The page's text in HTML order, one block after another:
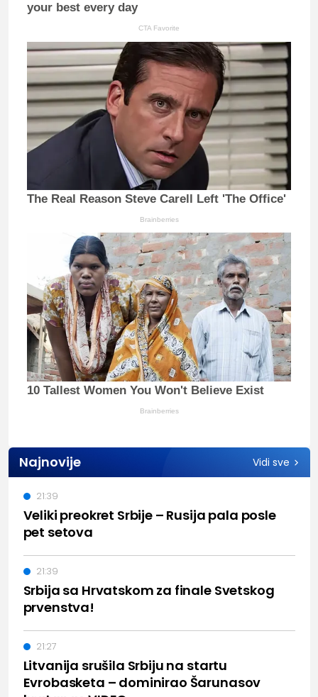
your best every day
CTA Favorite
The Real Reason Steve Carell Left 'The Office'
Brainberries
10 Tallest Women You Won't Believe Exist
Brainberries
Najnovije Vidi sve
Veliki preokret Srbije – Rusija pala posle
pet setova
21:39
Srbija sa Hrvatskom za finale Svetskog
prvenstva!
21:39
Litvanija srušila Srbiju na startu
Evrobasketa – dominirao Šarunasov
21:27